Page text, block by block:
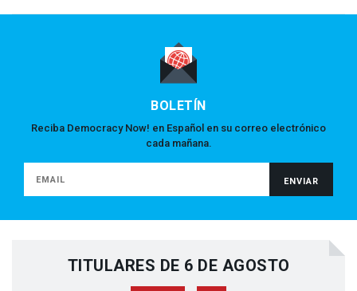
BOLETÍN
Reciba Democracy Now! en Español en su correo electrónico
cada mañana.
TITULARES DE 6 DE AGOSTO